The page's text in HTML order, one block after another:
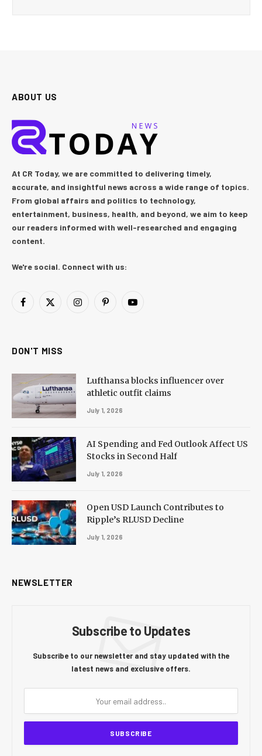
ABOUT US
At CR Today, we are committed to delivering timely,
accurate, and insightful news across a wide range of topics.
From global affairs and politics to technology,
entertainment, business, health, and beyond, we aim to keep
our readers informed with well-researched and engaging
content.
We're social. Connect with us:
Facebook
X
InstagramPinterestYouTube
DON'T MISS
Lufthansa blocks influencer over
athletic outfit claims
July 1, 2026
AI Spending and Fed Outlook Affect US
Stocks in Second Half
July 1, 2026
Open USD Launch Contributes to
Ripple’s RLUSD Decline
July 1, 2026
NEWSLETTER
Subscribe to Updates
Subscribe to our newsletter and stay updated with the
latest news and exclusive offers.